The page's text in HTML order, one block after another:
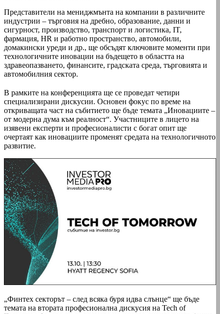
Представители на мениджмънта на компании в различните
индустрии – търговия на дребно, образование, данни и
сигурност, производство, транспорт и логистика, IT,
фармация, HR и работно пространство, автомобили,
домакински уреди и др., ще обсъдят ключовите моменти при
технологичните иновации на бъдещето в областта на
здравеопазването, финансите, градската среда, търговията и
автомобилния сектор.
В рамките на конференцията ще се проведат четири
специализирани дискусии. Основен фокус по време на
откриващата част на събитието ще бъде темата „Иновациите –
от модерна дума към реалност“. Участниците в лицето на
изявени експерти и професионалисти с богат опит ще
очертаят как иновациите променят средата на технологичното
развитие.
„Финтех секторът – след всяка буря идва слънце“ ще бъде
темата на втората професионална дискусия на Tech of